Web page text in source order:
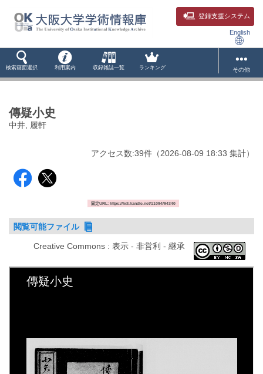
登録支援システム
English
検索画面選択 利用案内 収録雑誌一覧 ランキング その他
傳疑小史
中井, 履軒
アクセス数:39件 （2026-08-09 18:33 集計）
固定URL: https://hdl.handle.net/11094/94340
閲覧可能ファイル
Creative Commons : 表示 - 非営利 - 継承